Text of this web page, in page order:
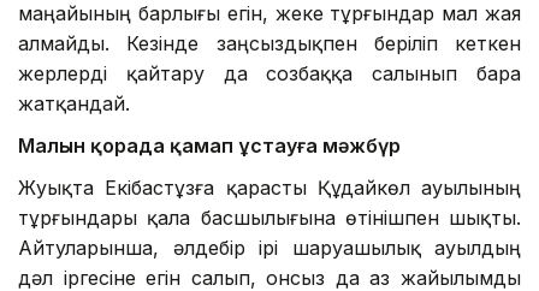
маңайының барлығы егін, жеке тұрғындар мал жая
алмайды. Кезінде заңсыздықпен беріліп кеткен
жерлерді қайтару да созбаққа салынып бара
жатқандай.
Малын қорада қамап ұстауға мәжбүр
Жуықта Екібастұзға қарасты Құдайкөл ауылының
тұрғындары қала басшылығына өтінішпен шықты.
Айтуларынша, әлдебір ірі шаруашылық ауылдың
дәл іргесіне егін салып, онсыз да аз жайылымды